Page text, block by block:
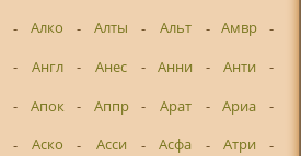
- Алко - Алты - Альт - Амвр
-
- Англ - Анес - Анни - Анти
-
- Апок - Аппр - Арат - Ариа
-
- Аско - Асси - Асфа - Атри
-